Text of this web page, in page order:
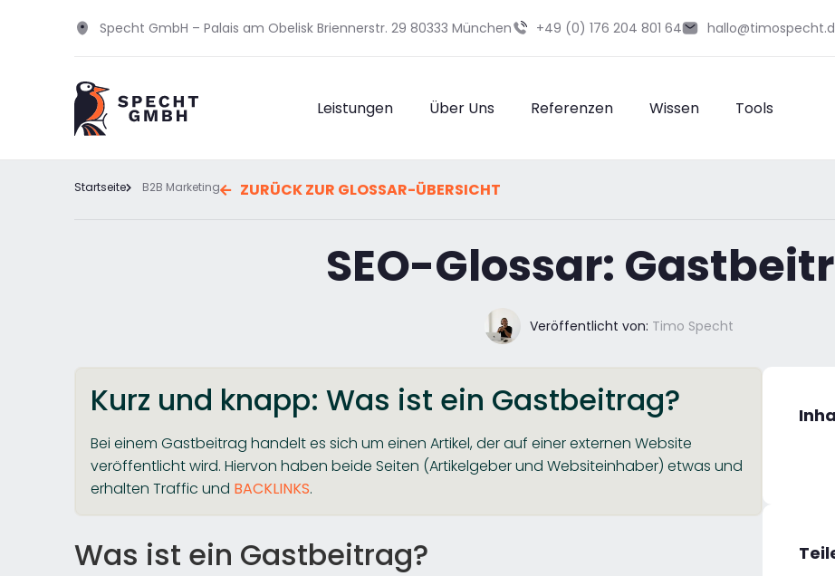
Specht GmbH – Palais am Obelisk Briennerstr. 29 80333 München +49 (0) 176 204 801 64
Leistungen Über Uns Referenzen Wissen Tools
Startseite B2B Marketing ZURÜCK ZUR GLOSSAR-ÜBERSICHT
SEO-Glossar:
Veröffentlicht von: Timo Specht
Kurz und knapp: Was ist ein Gastbeitrag?
Bei einem Gastbeitrag handelt es sich um einen Artikel, der auf einer externen Website
veröffentlicht wird. Hiervon haben beide Seiten (Artikelgeber und Websiteinhaber) etwas und
erhalten Traffic und BACKLINKS.
Was ist ein Gastbeitrag?